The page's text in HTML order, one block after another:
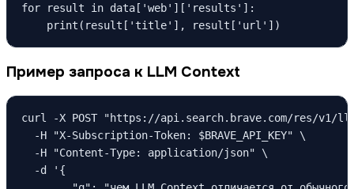
for result in data['web']['results']:
    print(result['title'], result['url'])
Пример запроса к LLM Context
curl -X POST "https://api.search.brave.com/res/v1/
  -H "X-Subscription-Token: $BRAVE_API_KEY" \
  -H "Content-Type: application/json" \
  -d '{